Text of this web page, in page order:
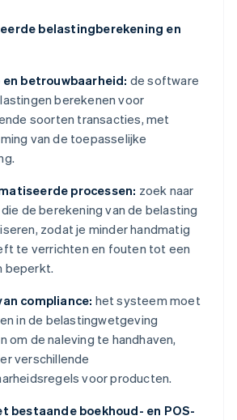
belastingberekening en
en betrouwbaarheid: de software
berekenen voor
soorten transacties, met
van de toepasselijke
processen: zoek naar
de berekening van de belasting
zodat je minder handmatig
te verrichten en fouten tot een
beperkt.
compliance: het systeem moet
in de belastingwetgeving
om de naleving te handhaven,
verschillende
voor producten.
bestaande boekhoud- en POS-